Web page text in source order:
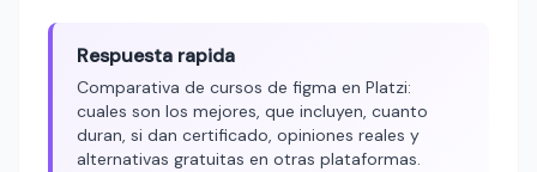
Respuesta rapida
Comparativa de cursos de figma en Platzi:
cuales son los mejores, que incluyen, cuanto
duran, si dan certificado, opiniones reales y
alternativas gratuitas en otras plataformas.